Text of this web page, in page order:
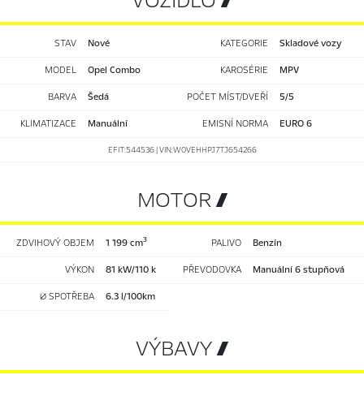
STAV nové KATEGORIE Skladové vozy
MODEL Opel Combo KAROSÉRIE MPV
BARVA Šedá POČET MÍST/DVEŘÍ 5/5
KLIMATIZACE manuální EMISNÍ NORMA EURO 6
EFIT:544536 | VIN:W0VEHHPJ7TJ654266
MOTOR 
ZDVIHOVÝ OBJEM 1 199 cm3 PALIVO benzín
VÝKON 81 kW/110 k PŘEVODOVKA manuální 6 stupňová
Ø SPOTŘEBA 6.3 l/100km
VÝBAVY 